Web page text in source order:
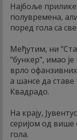
Најбоље
полувремена,
поред гола са
Међутим, ни
"бункер", имао
врло
а шансе да
Квадрадо.
На крају,
серијом од више
гола.